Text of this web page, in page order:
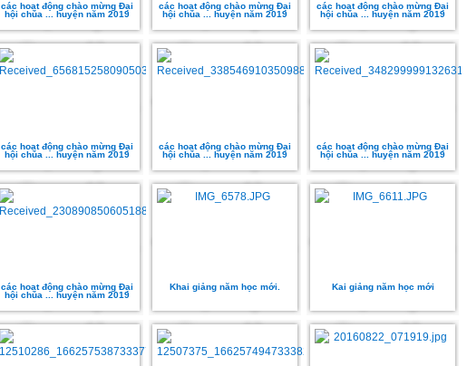
các hoạt động chào mừng Đại
hội chúa ... huyện năm 2019
các hoạt động chào mừng Đại
hội chúa ... huyện năm 2019
các hoạt động chào mừng Đại
hội chúa ... huyện năm 2019
các hoạt động chào mừng Đại
hội chúa ... huyện năm 2019
các hoạt động chào mừng Đại
hội chúa ... huyện năm 2019
các hoạt động chào mừng Đại
hội chúa ... huyện năm 2019
các hoạt động chào mừng Đại
hội chúa ... huyện năm 2019
Khai giảng năm học mới. Kai giảng năm học mới